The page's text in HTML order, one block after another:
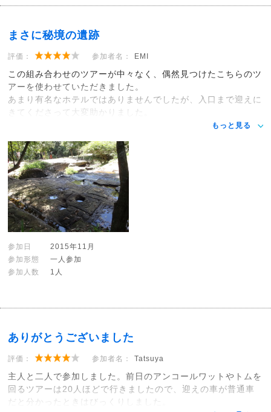
まさに秘境の遺跡
評価： 参加者名： EMI
この組み合わせのツアーが中々なく、偶然見つけたこちらのツ
アーを使わせていただきました。
あまり有名なホテルではありませんでしたが、入口まで迎えに
きてくださって大変助かりました。
もっと見る
参加日
2015年11月
参加形態
一人参加
参加人数
1人
ありがとうございました
評価： 参加者名： Tatsuya
主人と二人で参加しました。前日のアンコールワットやトムを
回るツアーは20人ほどで行きましたので、迎えの車が普通車
だと分かったときはびっくりしました。